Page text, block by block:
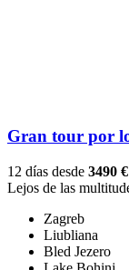
Gran tour por
12 días desde 3490 €
Lejos de las
Zagreb
Liubliana
Bled Jezero